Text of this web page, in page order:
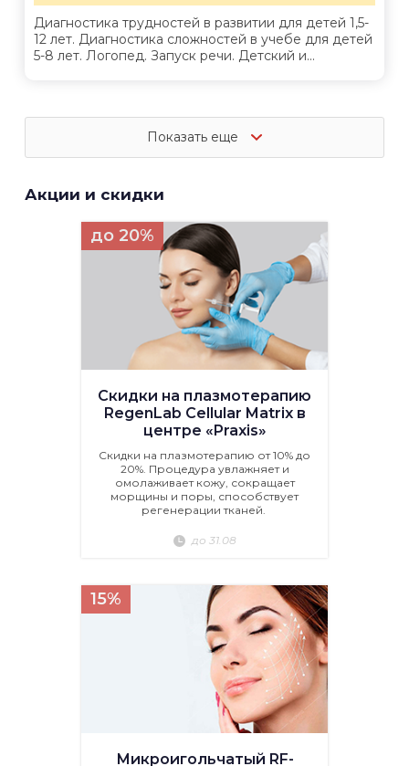
Диагностика трудностей в развитии для детей 1,5-
12 лет. Диагностика сложностей в учебе для детей
5-8 лет. Логопед. Запуск речи. Детский и...
Показать еще
Акции и скидки
до 20%
Скидки на плазмотерапию
RegenLab Cellular Matrix в
центре «Praxis»
Скидки на плазмотерапию от 10% до
20%. Процедура увлажняет и
омолаживает кожу, сокращает
морщины и поры, способствует
регенерации тканей.
до 31.08
15%
Микроигольчатый RF-